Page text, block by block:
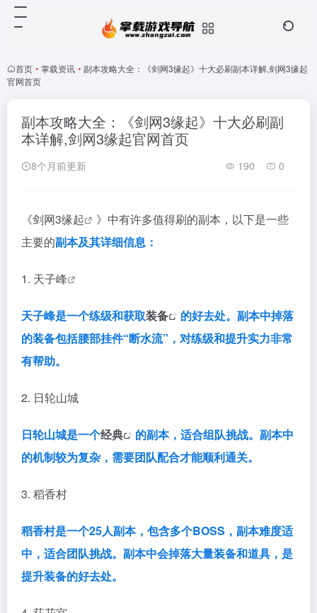
首页 • 掌载资讯 • 副本攻略大全：《剑网3缘起》十大必刷副本详解,剑网3缘起
官网首页
副本攻略大全：《剑网3缘起》十大必刷副
本详解,剑网3缘起官网首页
8个月前更新 190 0
《剑网3缘起
》中有许多值得刷的副本，以下是一些
主要的副本及其详细信息：
1. 天子峰
天子峰是一个练级和获取装备
的好去处。副本中掉落
的装备包括腰部挂件“断水流”，对练级和提升实力非常
有帮助。
2. 日轮山城
日轮山城是一个经典
的副本，适合组队挑战。副本中
的机制较为复杂，需要团队配合才能顺利通关。
3. 稻香村
稻香村是一个25人副本，包含多个BOSS，副本难度适
中，适合团队挑战。副本中会掉落大量装备和道具，是
提升装备的好去处。